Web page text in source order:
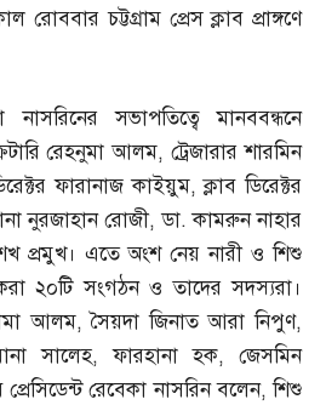
রোববার চট্টগ্রাম প্রেস ক্লাব প্রাঙ্গণে
নাসরিনের সভাপতিত্বে মানববন্ধনে
রেহনুমা আলম,ট্রেজারার শারমিন
ফারানাজ কাইয়ুম,ক্লাব ডিরেক্টর
নুরজাহান রোজী,ডা.কামরুন নাহার
প্রমুখ। এতে অংশ নেয় নারী ও শিশু
২০টি সংগঠন ও তাদের সদস্যরা।
আলম,সৈয়দা জিনাত আরা নিপুণ,
সালেহ,ফারহানা হক, জেসমিন
রেবেকা নাসরিন বলেন,শিশু